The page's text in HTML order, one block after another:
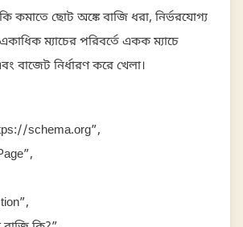
কমাতে ছোট অঙ্কে বাজি ধরা, নির্ভরযোগ্য
ম্যাচের পরিবর্তে একক ম্যাচে
বাজেট নির্ধারণ করে খেলা।
schema.org”,